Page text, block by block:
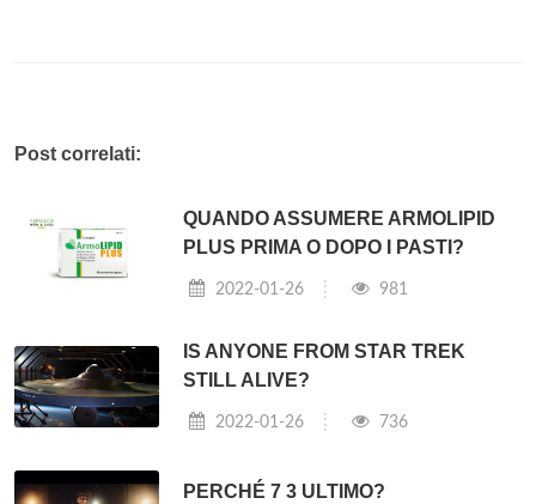
Post correlati:
QUANDO ASSUMERE ARMOLIPID
PLUS PRIMA O DOPO I PASTI?
2022-01-26 981
IS ANYONE FROM STAR TREK
STILL ALIVE?
2022-01-26 736
PERCHÉ 7 3 ULTIMO?